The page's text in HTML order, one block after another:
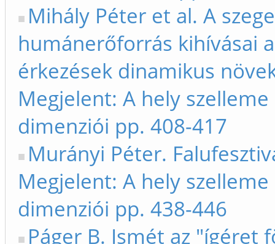
Mihály Péter et al. A
humánerőforrás kihívásai
érkezések dinamikus
Megjelent: A hely
dimenziói pp. 408-417
Murányi Péter.
Megjelent: A hely
dimenziói pp. 438-446
Páger B. Ismét az "ígéret